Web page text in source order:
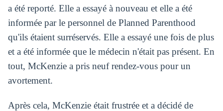
a été reporté. Elle a essayé à nouveau et elle a été
informée par le personnel de Planned Parenthood
qu'ils étaient surréservés. Elle a essayé une fois de plus
et a été informée que le médecin n'était pas présent. En
tout, McKenzie a pris neuf rendez-vous pour un
avortement.
Après cela, McKenzie était frustrée et a décidé de